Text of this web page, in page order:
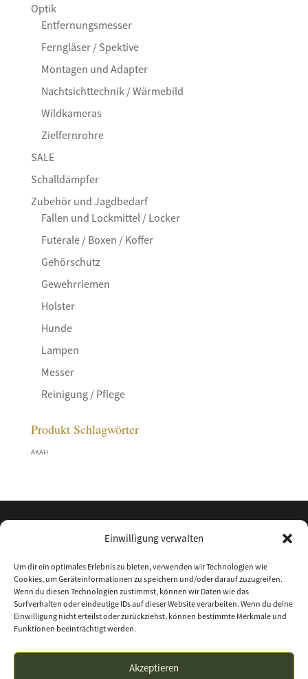
Einwilligung verwalten
Um dir ein optimales Erlebnis zu bieten, verwenden wir Technologien wie
Cookies, um Geräteinformationen zu speichern und/oder darauf zuzugreifen.
Wenn du diesen Technologien zustimmst, können wir Daten wie das
Surfverhalten oder eindeutige IDs auf dieser Website verarbeiten. Wenn du deine
Einwilligung nicht erteilst oder zurückziehst, können bestimmte Merkmale und
Funktionen beeinträchtigt werden.
Akzeptieren
Optik
Entfernungsmesser
Ferngläser / Spektive
Montagen und Adapter
Nachtsichttechnik / Wärmebild
Wildkameras
Zielfernrohre
SALE
Schalldämpfer
Zubehör und Jagdbedarf
Fallen und Lockmittel / Locker
Futerale / Boxen / Koffer
Gehörschutz
Gewehrriemen
Holster
Hunde
Lampen
Messer
Reinigung / Pflege
Produkt Schlagwörter
AKAH
Impressum